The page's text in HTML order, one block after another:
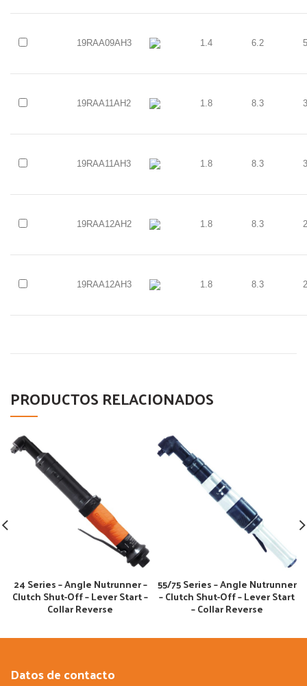
19RAA09AH3 1.4 6.2
19RAA11AH2 1.8 8.3
19RAA11AH3 1.8 8.3
19RAA12AH2 1.8 8.3
19RAA12AH3 1.8 8.3
PRODUCTOS RELACIONADOS
24 Series – Angle Nutrunner –
Clutch Shut-Off – Lever Start –
Collar Reverse
55/75 Series – Angle Nutrunner
– Clutch Shut-Off – Lever Start
– Collar Reverse
Datos de contacto